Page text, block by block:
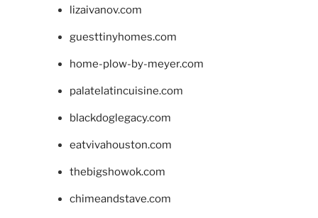
lizaivanov.com
guesttinyhomes.com
home-plow-by-meyer.com
palatelatincuisine.com
blackdoglegacy.com
eatvivahouston.com
thebigshowok.com
chimeandstave.com